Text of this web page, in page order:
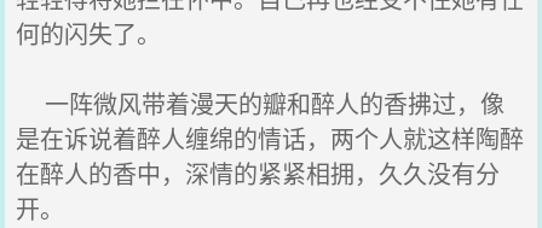
何的闪失了。
一阵微风带着漫天的瓣和醉人的香拂过，像
是在诉说着醉人缠绵的情话，两个人就这样陶醉
在醉人的香中，深情的紧紧相拥，久久没有分
开。